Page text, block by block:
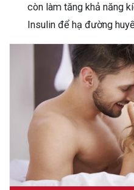
còn làm tăng khả năng
Insulin để hạ đường